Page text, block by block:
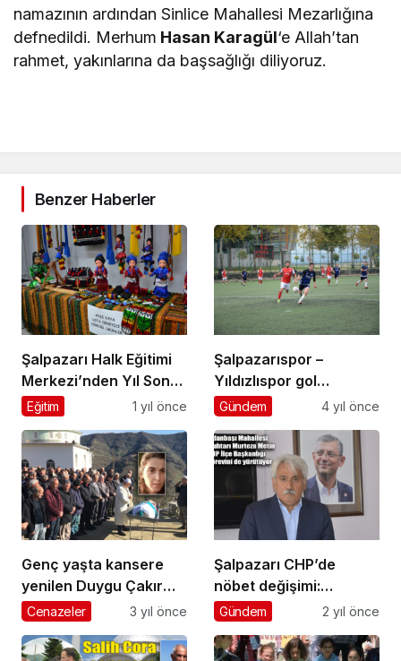
namazının ardından Sinlice Mahallesi Mezarlığına
defnedildi. Merhum Hasan Karagül‘e Allah’tan
rahmet, yakınlarına da başsağlığı diliyoruz.
Benzer Haberler
Şalpazarı Halk Eğitimi
Merkezi’nden Yıl Sonu
Sergisi
Eğitim 1 yıl önce
Şalpazarıspor –
Yıldızlıspor gol
düellosu : 2-2
Gündem 4 yıl önce
Genç yaşta kansere
yenilen Duygu Çakır
Üzümözü
ebediyete uğurlandı
Cenazeler 3 yıl önce
Şalpazarı CHP’de
nöbet değişimi:
Murteza Metin CHP İlçe
Gündem 2 yıl önce